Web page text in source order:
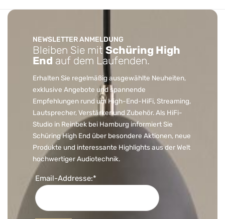
NEWSLETTER ANMELDUNG
Bleiben Sie mit Schüring High
End auf dem Laufenden.
Erhalten Sie regelmäßig ausgewählte Neuheiten,
exklusive Angebote und spannende
Empfehlungen rund um High-End-HiFi, Streaming,
Lautsprecher, Verstärker und Zubehör. Als HiFi-
Studio in Reinbek bei Hamburg informiert Sie
Schüring High End über besondere Aktionen, neue
Produkte und interessante Highlights aus der Welt
hochwertiger Audiotechnik.
Email-Addresse:*